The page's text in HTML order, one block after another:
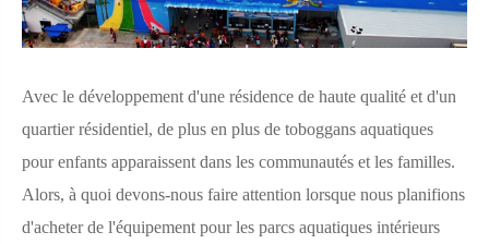
Avec le développement d'une résidence de haute qualité et d'un
quartier résidentiel, de plus en plus de toboggans aquatiques
pour enfants apparaissent dans les communautés et les familles.
Alors, à quoi devons-nous faire attention lorsque nous planifions
d'acheter de l'équipement pour les parcs aquatiques intérieurs